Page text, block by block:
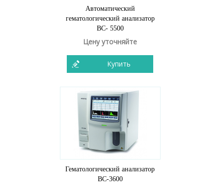
Автоматический
гематологический анализатор
ВС- 5500
Цену уточняйте
Купить
Гематологический анализатор
BC-3600